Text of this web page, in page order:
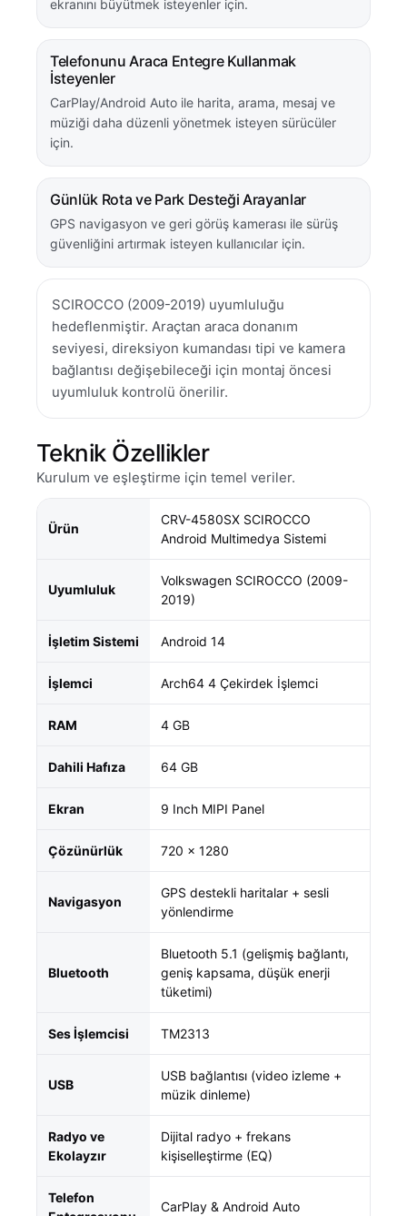
ekranını büyütmek isteyenler için.
Telefonunu Araca Entegre Kullanmak
İsteyenler
CarPlay/Android Auto ile harita, arama, mesaj ve
müziği daha düzenli yönetmek isteyen sürücüler
için.
Günlük Rota ve Park Desteği Arayanlar
GPS navigasyon ve geri görüş kamerası ile sürüş
güvenliğini artırmak isteyen kullanıcılar için.
SCIROCCO (2009-2019) uyumluluğu
hedeflenmiştir. Araçtan araca donanım
seviyesi, direksiyon kumandası tipi ve kamera
bağlantısı değişebileceği için montaj öncesi
uyumluluk kontrolü önerilir.
Teknik Özellikler
Kurulum ve eşleştirme için temel veriler.
Ürün
CRV-4580SX SCIROCCO
Android Multimedya Sistemi
Uyumluluk
Volkswagen SCIROCCO (2009-
2019)
İşletim Sistemi Android 14
İşlemci Arch64 4 Çekirdek İşlemci
RAM 4 GB
Dahili Hafıza 64 GB
Ekran 9 Inch MIPI Panel
Çözünürlük 720 × 1280
Navigasyon
GPS destekli haritalar + sesli
yönlendirme
Bluetooth
Bluetooth 5.1 (gelişmiş bağlantı,
geniş kapsama, düşük enerji
tüketimi)
Ses İşlemcisi TM2313
USB
USB bağlantısı (video izleme +
müzik dinleme)
Radyo ve
Ekolayzır
Dijital radyo + frekans
kişiselleştirme (EQ)
Telefon
CarPlay & Android Auto